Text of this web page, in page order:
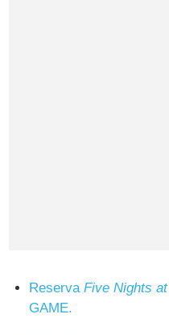
ReservaFive Nights
GAME.